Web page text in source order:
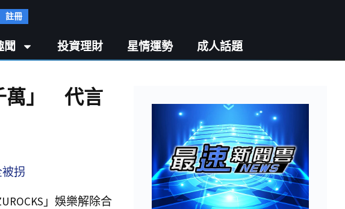
註冊
聞 投資理財 星情運勢 成人話題
萬」 代言
」娛樂解除合